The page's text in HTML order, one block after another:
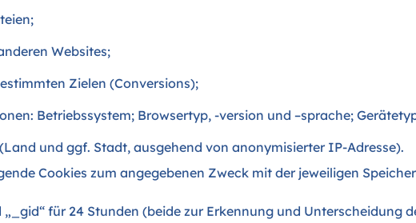
Websites;
Zielen (Conversions);
Betriebssystem; Browsertyp, -version und –sprache;
und ggf. Stadt, ausgehend von anonymisierter IP-Adresse).
Cookies zum angegebenen Zweck mit der jeweiligen
„_gid“ für 24 Stunden (beide zur Erkennung und Unterscheidung